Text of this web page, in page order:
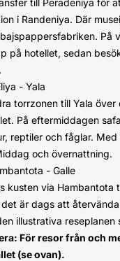
till Peradeniya för
i Randeniya. Där
På
på hotellet, sedan
- Yala
torrzonen till Yala
På eftermiddagen
reptiler och fåglar.
och övernattning.
- Galle
kusten via Hambantota
det är dags att
illustrativa reseplanen
För resor från och
(se ovan).